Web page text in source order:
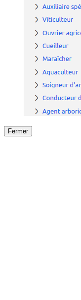
Fermer